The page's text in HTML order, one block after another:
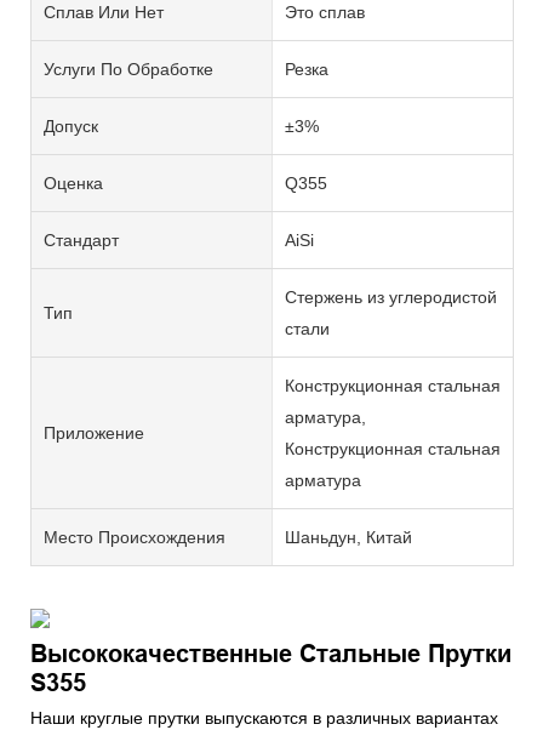
Сплав Или Нет Это сплав
Услуги По Обработке Резка
Допуск ±3%
Оценка Q355
Стандарт AiSi
Тип
Стержень из углеродистой
стали
Приложение
Конструкционная стальная
арматура,
Конструкционная стальная
арматура
Место Происхождения Шаньдун, Китай
Высококачественные Стальные Прутки
S355
Наши круглые прутки выпускаются в различных вариантах